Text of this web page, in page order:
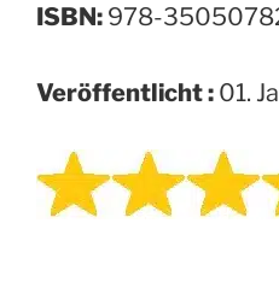
ISBN: ‎978-
Veröffentlicht : 01.